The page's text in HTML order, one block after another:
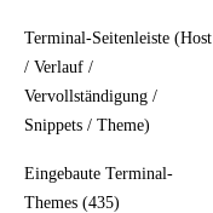
Terminal-Seitenleiste (Host
/ Verlauf /
Vervollständigung /
Snippets / Theme)
Eingebaute Terminal-
Themes (435)